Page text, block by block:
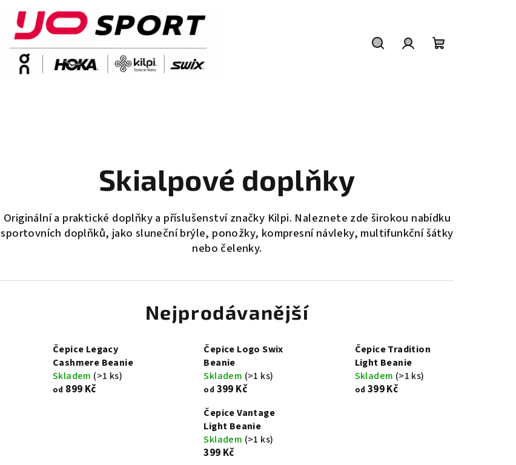
Skialpové doplňky
Originální a praktické doplňky a příslušenství značky Kilpi. Naleznete zde širokou nabídku
sportovních doplňků, jako sluneční brýle, ponožky, kompresní návleky, multifunkční šátky
nebo čelenky.
Nejprodávanější
Čepice Legacy
Cashmere Beanie
Skladem (>1 ks)
od 899 Kč
Čepice Logo Swix
Beanie
Skladem (>1 ks)
od 399 Kč
Čepice Tradition
Light Beanie
Skladem (>1 ks)
od 399 Kč
Čepice Vantage
Light Beanie
Skladem (>1 ks)
399 Kč